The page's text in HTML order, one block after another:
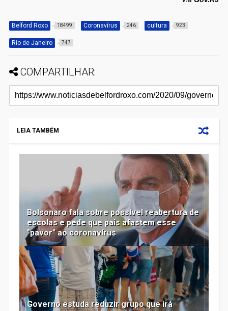
Belford Roxo 18499 Coronavírus 246 cultura 923
Rio de Janeiro 747
COMPARTILHAR:
LEIA TAMBÉM
Bolsonaro fala sobre possível reabertura de
escolas e pede que pais afastem esse
"pavor" ao coronavírus
Governo estuda reduzir grupo que irá